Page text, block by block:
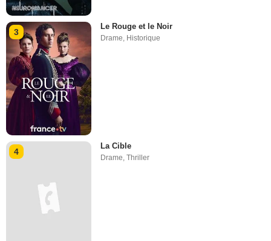
3
Le Rouge et le Noir
Drame Historique
4
La Cible
Drame,Thriller